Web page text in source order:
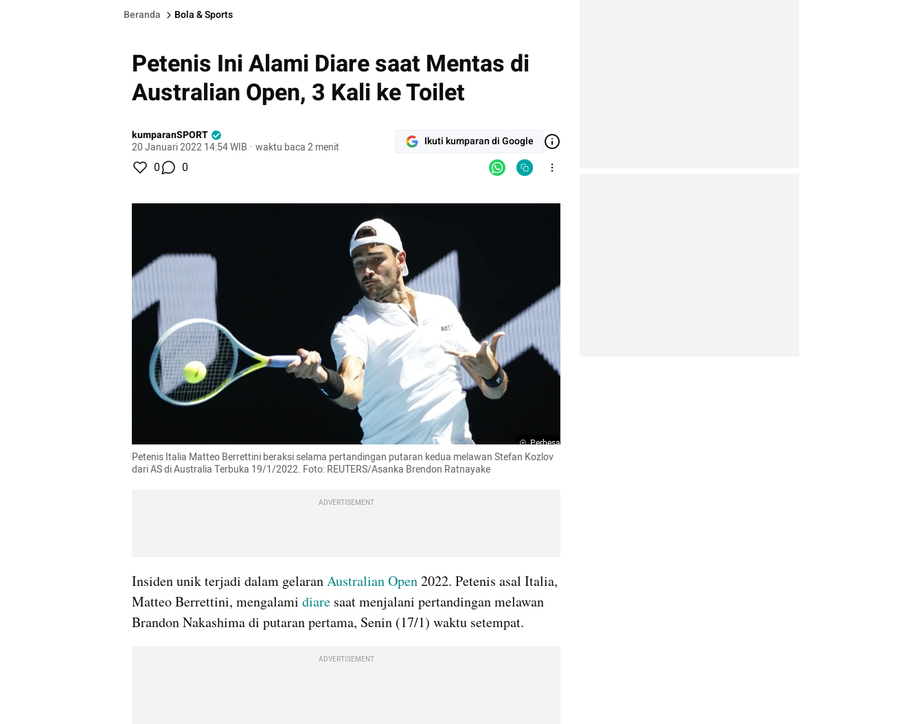
Beranda Bola & Sports
Petenis Ini Alami Diare saat Mentas di
Australian Open, 3 Kali ke Toilet
kumparanSPORT
20 Januari 2022 14:54 WIB · waktu baca 2 menit Ikuti kumparan di Google
0 0
Perbesar
Petenis Italia Matteo Berrettini beraksi selama pertandingan putaran kedua melawan Stefan Kozlov
dari AS di Australia Terbuka 19/1/2022. Foto: REUTERS/Asanka Brendon Ratnayake
ADVERTISEMENT
Insiden unik terjadi dalam gelaran Australian Open 2022. Petenis asal Italia,
Matteo Berrettini, mengalami diare saat menjalani pertandingan melawan
Brandon Nakashima di putaran pertama, Senin (17/1) waktu setempat.
ADVERTISEMENT